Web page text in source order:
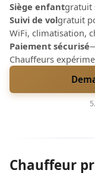
Siège enfantgratuit
Suivi de volgratuit
WiFi, climatisation,
Paiement sécurisé
Chauffeurs
Chauffeur